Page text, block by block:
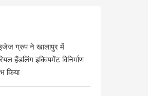
ग्रुप ने खालापुर में
हैंडलिंग इक्विपमेंट विनिर्माण
किया